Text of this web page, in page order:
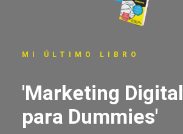
MI ÚLTIMO LIBRO
'Marketing Digital
para Dummies'